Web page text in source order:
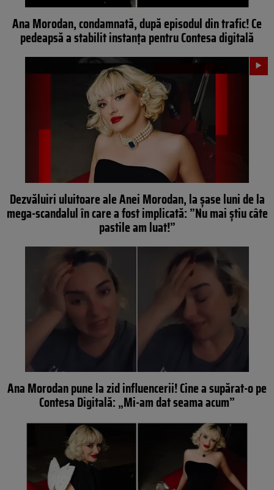
Ana Morodan, condamnată, după episodul din trafic! Ce
pedeapsă a stabilit instanța pentru Contesa digitală
Dezvăluiri uluitoare ale Anei Morodan, la șase luni de la
mega-scandalul în care a fost implicată: ”Nu mai știu câte
pastile am luat!”
Ana Morodan pune la zid influencerii! Cine a supărat-o pe
Contesa Digitală: „Mi-am dat seama acum”